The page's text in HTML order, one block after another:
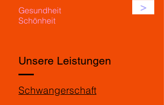
Gesundheit
Schönheit
>
Unsere Leistungen
Schwangerschaft